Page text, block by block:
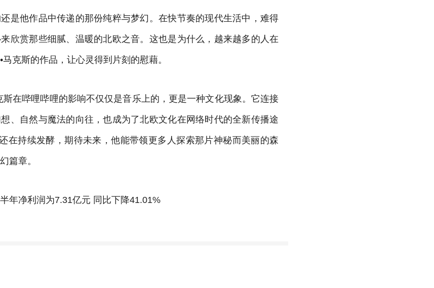
是他作品中传递的那份纯粹与梦幻。在快节奏的现代生活中，难得
欣赏那些细腻、温暖的北欧之音。这也是为什么，越来越多的人在
克斯的作品，让心灵得到片刻的慰藉。
斯在哔哩哔哩的影响不仅仅是音乐上的，更是一种文化现象。它连接
、自然与魔法的向往，也成为了北欧文化在网络时代的全新传播途
在持续发酵，期待未来，他能带领更多人探索那片神秘而美丽的森
篇章。
年净利润为7.31亿元 同比下降41.01%